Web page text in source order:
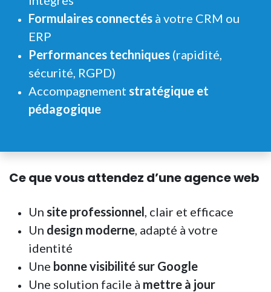
Formulaires connectés à votre CRM ou
ERP
Performances techniques (rapidité,
sécurité, RGPD)
Accompagnement stratégique et
pédagogique
Ce que vous attendez d’une agence web
Un site professionnel , clair et efficace
Un design moderne , adapté à votre
identité
Une bonne visibilité sur Google
Une solution facile à mettre à jour